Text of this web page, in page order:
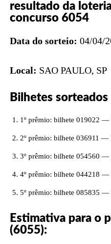
resultado da
concurso 6054
Data do sorteio: 04/04/
Local: SAO PAULO, SP
Bilhetes sorteados
1º prêmio: bilhete 019022 —
2º prêmio: bilhete 036911 —
3º prêmio: bilhete 054560 —
4º prêmio: bilhete 044218 —
5º prêmio: bilhete 085835 —
Estimativa para o
(6055):